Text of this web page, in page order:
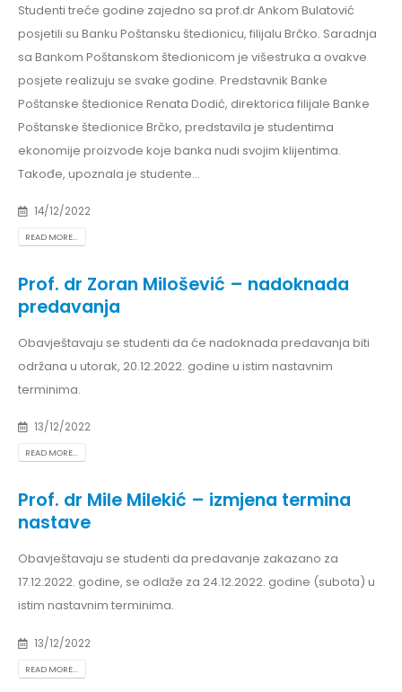
Studenti treće godine zajedno sa prof.dr Ankom Bulatović
posjetili su Banku Poštansku štedionicu, filijalu Brčko. Saradnja
sa Bankom Poštanskom štedionicom je višestruka a ovakve
posjete realizuju se svake godine. Predstavnik Banke
Poštanske štedionice Renata Dodić, direktorica filijale Banke
Poštanske štedionice Brčko, predstavila je studentima
ekonomije proizvode koje banka nudi svojim klijentima.
Takođe, upoznala je studente...
14/12/2022
READ MORE...
Prof. dr Zoran Milošević – nadoknada
predavanja
Obavještavaju se studenti da će nadoknada predavanja biti
održana u utorak, 20.12.2022. godine u istim nastavnim
terminima.
13/12/2022
READ MORE...
Prof. dr Mile Milekić – izmjena termina
nastave
Obavještavaju se studenti da predavanje zakazano za
17.12.2022. godine, se odlaže za 24.12.2022. godine (subota) u
istim nastavnim terminima.
13/12/2022
READ MORE...